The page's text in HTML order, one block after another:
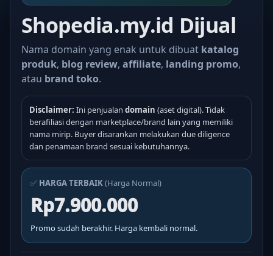
Shopedia.my.id Dijual
Nama domain yang enak untuk dibuat katalog
produk, blog review, affiliate, landing promo,
atau brand toko.
Disclaimer: Ini penjualan domain (aset digital). Tidak
berafiliasi dengan marketplace/brand lain yang memiliki
nama mirip. Buyer disarankan melakukan due diligence
dan penamaan brand sesuai kebutuhannya.
✅ HARGA TERBAIK(Harga Normal)
Rp7.900.000
Promo sudah berakhir. Harga kembali normal.